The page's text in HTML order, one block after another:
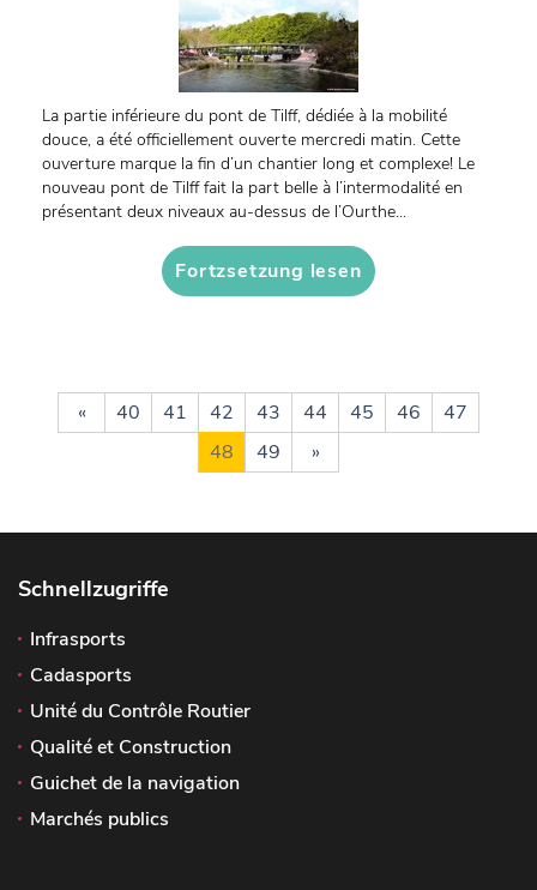
La partie inférieure du pont de Tilff, dédiée à la mobilité
douce, a été officiellement ouverte mercredi matin. Cette
ouverture marque la fin d’un chantier long et complexe! Le
nouveau pont de Tilff fait la part belle à l’intermodalité en
présentant deux niveaux au-dessus de l’Ourthe...
Fortzsetzung lesen
« 40 41 42 43 44 45 46
47
48
49 »
Schnellzugriffe
Infrasports
Cadasports
Unité du Contrôle Routier
Qualité et Construction
Guichet de la navigation
Marchés publics